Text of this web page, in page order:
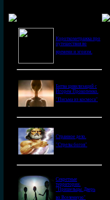
Короткометражка про
путешествия во
времени и эгоизм.
Битва цивилизаций с
Игорем Прокопенко.
"Письма из космоса"
Странное дело.
"Стрелы богов"
Секретные
территории.
"Пришельцы. Дверь
во Вселенную"